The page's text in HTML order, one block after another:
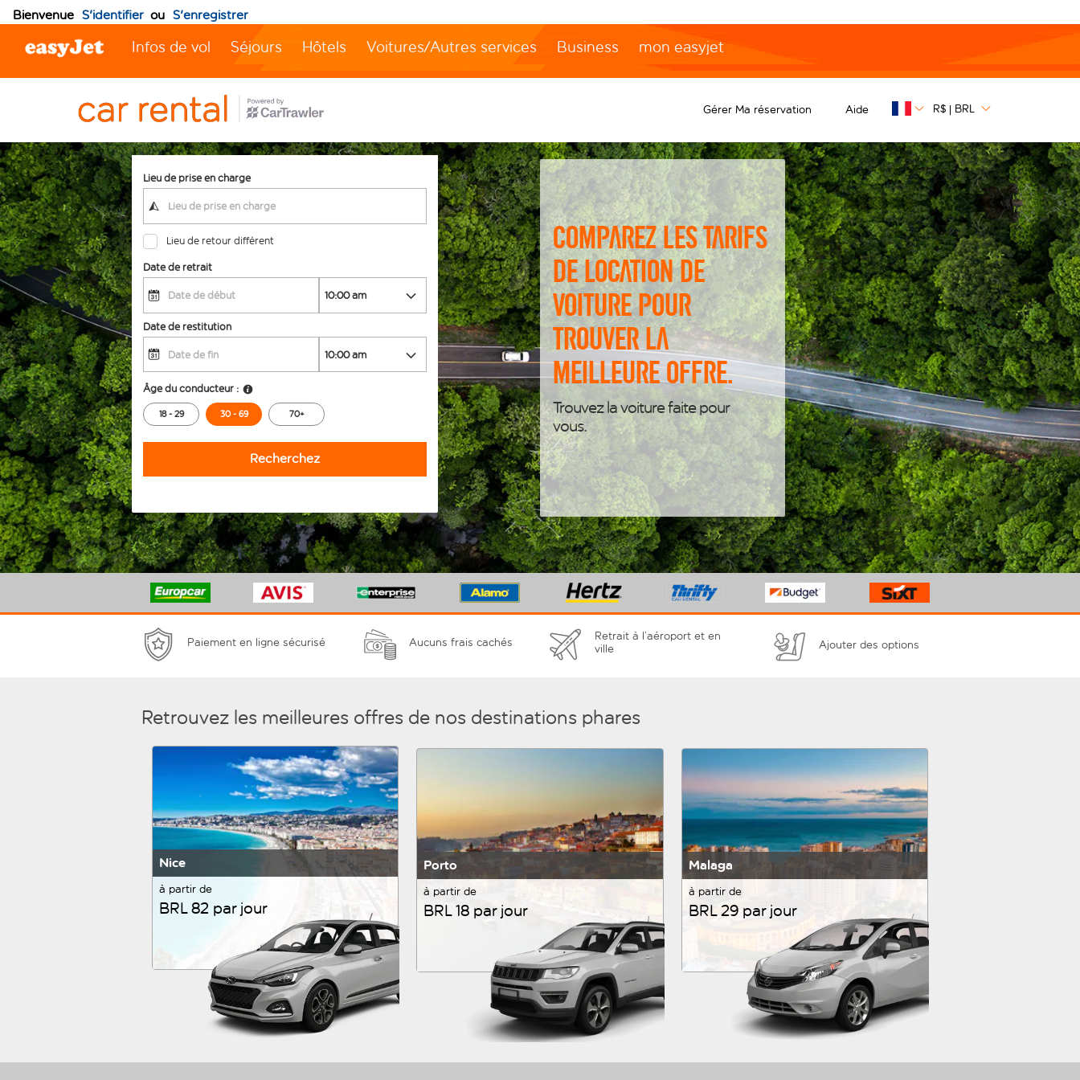
Bienvenue S'identifier ou S'enregistrer
Infos de vol Séjours Hôtels Voitures/Autres services Business mon easyjet
Gérer Ma réservation Aide R$ | BRL
Lieu de prise en charge
Lieu de retour différent
Date de retrait
Date de restitution
Âge du conducteur :
18 - 29 30 - 69 70+
Recherchez
Comparez les tarifs
de location de
voiture pour
trouver la
meilleure offre.
Trouvez la voiture faite pour
vous.
Paiement en ligne sécurisé Aucuns frais cachés
Retrait à l’aéroport et en
ville
Ajouter des options
Retrouvez les meilleures offres de nos destinations phares
Nice
à partir de
BRL 82 par jour
Porto
à partir de
BRL 18 par jour
Malaga
à partir de
BRL 29 par jour